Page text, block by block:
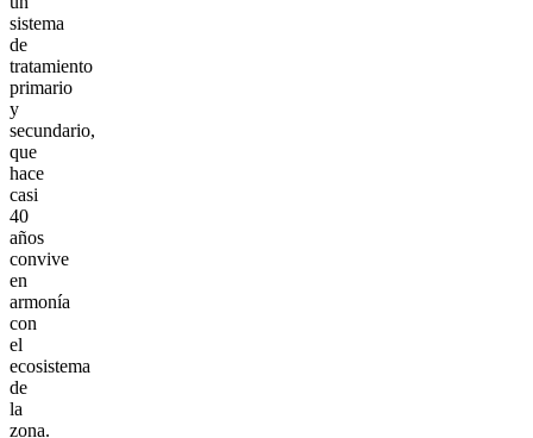
sistema
de
tratamiento
primario
y
secundario,
que
hace
casi
40
años
convive
en
armonía
con
el
ecosistema
de
la
zona.